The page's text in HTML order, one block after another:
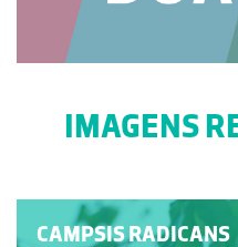
IMAGENS
CAMPSIS RADICANS
CAMPSIS RADICANS